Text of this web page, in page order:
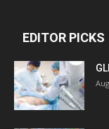
EDITOR PICKS